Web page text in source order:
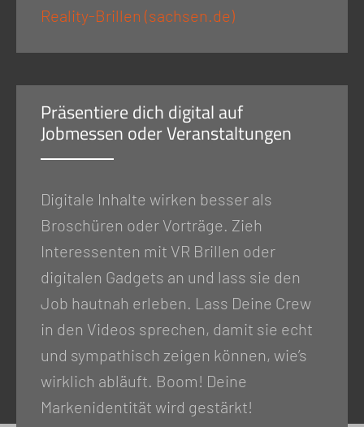
Reality-Brillen (sachsen.de)
Präsentiere dich digital auf
Jobmessen oder Veranstaltungen
Digitale Inhalte wirken besser als
Broschüren oder Vorträge. Zieh
Interessenten mit VR Brillen oder
digitalen Gadgets an und lass sie den
Job hautnah erleben. Lass Deine Crew
in den Videos sprechen, damit sie echt
und sympathisch zeigen können, wie’s
wirklich abläuft. Boom! Deine
Markenidentität wird gestärkt!